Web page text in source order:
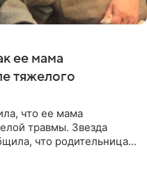
ее мама
тяжелого
что ее мама
травмы. Звезда
что родительница